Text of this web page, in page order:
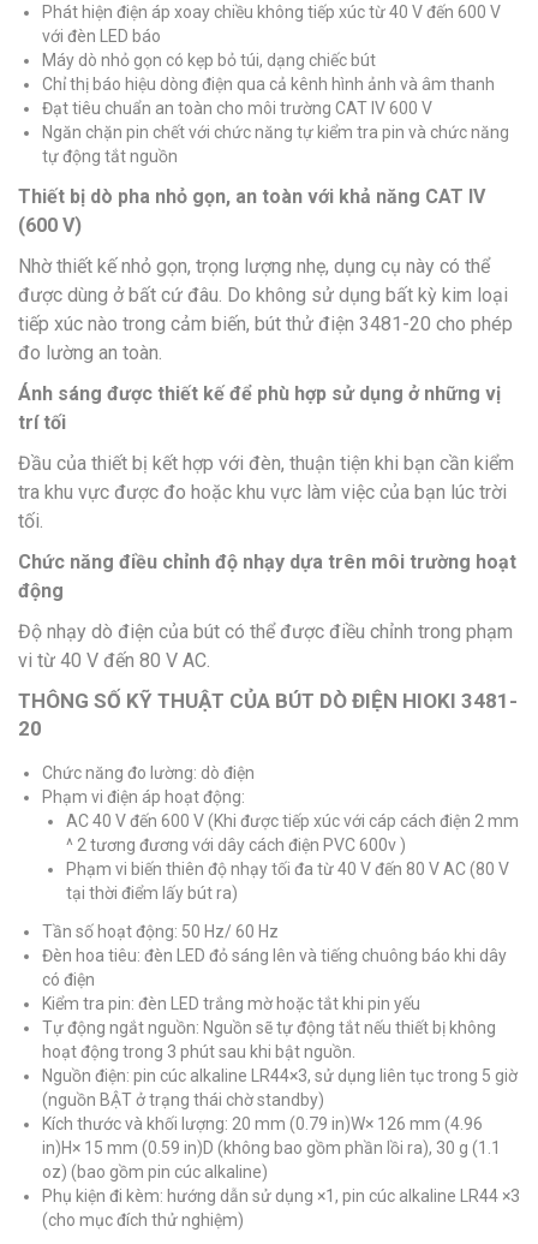
Phát hiện điện áp xoay chiều không tiếp xúc từ 40 V đến 600 V
với đèn LED báo
Máy dò nhỏ gọn có kẹp bỏ túi, dạng chiếc bút
Chỉ thị báo hiệu dòng điện qua cả kênh hình ảnh và âm thanh
Đạt tiêu chuẩn an toàn cho môi trường CAT IV 600 V
Ngăn chặn pin chết với chức năng tự kiểm tra pin và chức năng
tự động tắt nguồn
Thiết bị dò pha nhỏ gọn, an toàn với khả năng CAT IV
(600 V)
Nhờ thiết kế nhỏ gọn, trọng lượng nhẹ, dụng cụ này có thể
được dùng ở bất cứ đâu. Do không sử dụng bất kỳ kim loại
tiếp xúc nào trong cảm biến, bút thử điện 3481-20 cho phép
đo lường an toàn.
Ánh sáng được thiết kế để phù hợp sử dụng ở những vị
trí tối
Đầu của thiết bị kết hợp với đèn, thuận tiện khi bạn cần kiểm
tra khu vực được đo hoặc khu vực làm việc của bạn lúc trời
tối.
Chức năng điều chỉnh độ nhạy dựa trên môi trường hoạt
động
Độ nhạy dò điện của bút có thể được điều chỉnh trong phạm
vi từ 40 V đến 80 V AC.
THÔNG SỐ KỸ THUẬT CỦA BÚT DÒ ĐIỆN HIOKI 3481-
20
Chức năng đo lường: dò điện
Phạm vi điện áp hoạt động:
AC 40 V đến 600 V (Khi được tiếp xúc với cáp cách điện 2 mm
^ 2 tương đương với dây cách điện PVC 600v )
Phạm vi biến thiên độ nhạy tối đa từ 40 V đến 80 V AC (80 V
tại thời điểm lấy bút ra)
Tần số hoạt động: 50 Hz/ 60 Hz
Đèn hoa tiêu: đèn LED đỏ sáng lên và tiếng chuông báo khi dây
có điện
Kiểm tra pin: đèn LED trắng mờ hoặc tắt khi pin yếu
Tự động ngắt nguồn: Nguồn sẽ tự động tắt nếu thiết bị không
hoạt động trong 3 phút sau khi bật nguồn.
Nguồn điện: pin cúc alkaline LR44×3, sử dụng liên tục trong 5 giờ
(nguồn BẬT ở trạng thái chờ standby)
Kích thước và khối lượng: 20 mm (0.79 in)W× 126 mm (4.96
in)H× 15 mm (0.59 in)D (không bao gồm phần lồi ra), 30 g (1.1
oz) (bao gồm pin cúc alkaline)
Phụ kiện đi kèm: hướng dẫn sử dụng ×1, pin cúc alkaline LR44 ×3
(cho mục đích thử nghiệm)